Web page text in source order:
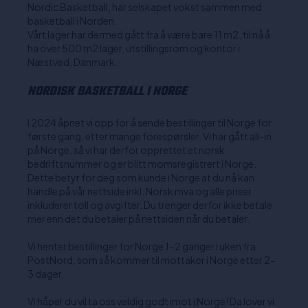
Nordic Basketball, har selskapet vokst sammen med
basketball i Norden.
Vårt lager har dermed gått fra å være bare 11 m2, til nå å
ha over 500 m2 lager, utstillingsrom og kontor i
Næstved, Danmark.
NORDISK BASKETBALL I NORGE
I 2024 åpnet vi opp for å sende bestillinger til Norge for
første gang, etter mange forespørsler. Vi har gått all-in
på Norge, så vi har derfor opprettet et norsk
bedriftsnummer og er blitt momsregistrert i Norge.
Dette betyr for deg som kunde i Norge at du nå kan
handle på vår nettside inkl. Norsk mva og alle priser
inkluderer toll og avgifter. Du trenger derfor ikke betale
mer enn det du betaler på nettsiden når du betaler.
Vi henter bestillinger for Norge 1-2 ganger i uken fra
PostNord, som så kommer til mottaker i Norge etter 2-
3 dager.
Vi håper du vil ta oss veldig godt imot i Norge! Da lover vi